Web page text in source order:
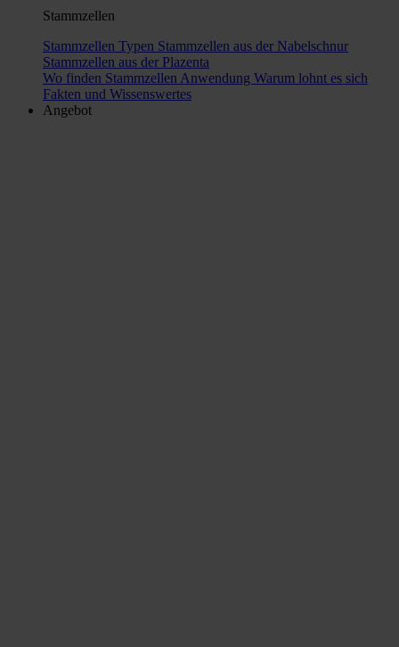
Stammzellen
Stammzellen Typen Stammzellen aus der Nabelschnur
Stammzellen aus der Plazenta
Wo finden Stammzellen Anwendung Warum lohnt es sich
Fakten und Wissenswertes
Angebot